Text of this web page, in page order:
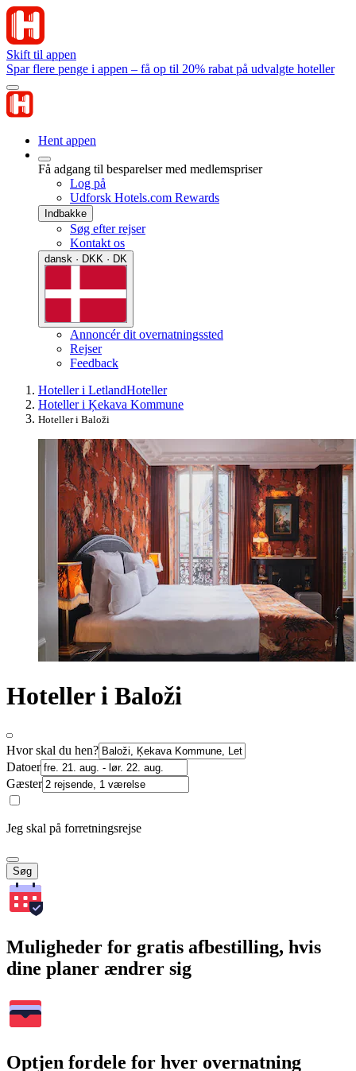
Skift til appen
Spar flere penge i appen – få op til 20% rabat på udvalgte hoteller
Hent appen
Få adgang til besparelser med medlemspriser
Log på
Udforsk Hotels.com Rewards
Indbakke
Søg efter rejser
Kontakt os
dansk · DKK · DK
Annoncér dit overnatningssted
Rejser
Feedback
Hoteller i LetlandHoteller
Hoteller i Ķekava Kommune
Hoteller i Baloži
Hoteller i Baloži
Hvor skal du hen?
Datoer
Gæster
Jeg skal på forretningsrejse
Søg
Muligheder for gratis afbestilling, hvis
dine planer ændrer sig
Optjen fordele for hver overnatning